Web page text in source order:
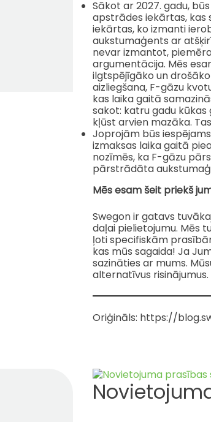
Sākot ar 2027. gadu,
apstrādes iekārtas, kas
iekārtas, ko izmanti
aukstumaģents ar
nevar izmantot,
argumentācija. Mēs
ilgtspējīgāko un
aizliegšana, F-gāzu
kas laika gaitā
sakot: katru gadu
kļūst arvien mazāka.
Joprojām būs
izmaksas laika gaitā
nozīmēs, ka F-gāzu
pārstrādāta
Mēs esam šeit priekš
Swegon ir gatavs
daļai pielietojumu. Mēs
ļoti specifiskām
kas mūs sagaida! Ja
sazināties ar mums.
alternatīvus risinājumus.
Oriģināls: https://